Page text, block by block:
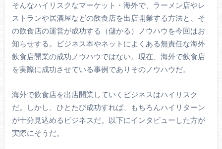
そんなハイリスクなマーケット・海外で、ラーメン店やレ
ストランや居酒屋などの飲食店を出店開業する方法と、そ
の飲食店の運営が成功する（儲かる）ノウハウを今回はお
知らせする。ビジネス本やネットによくある無責任な海外
飲食店開業の成功ノウハウではない。現在、海外で飲食店
を実際に成功させている事例でありそのノウハウだ。
海外で飲食店を出店開業していくビジネスはハイリスク
だ。しかし、ひとたび成功すれば、もちろんハイリターン
が十分見込めるビジネスだ。以下にインタビューした方が
実際にそうだ。